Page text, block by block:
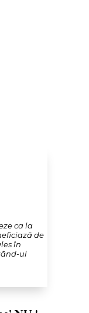
ca la
de
în
ul